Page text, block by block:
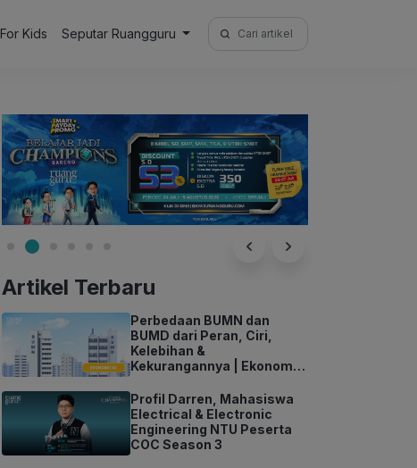
For Kids Seputar Ruangguru
Search
for:
Artikel Terbaru
Perbedaan BUMN dan
BUMD dari Peran, Ciri,
Kelebihan &
Kekurangannya | Ekonomi
Profil Darren, Mahasiswa
Electrical & Electronic
Engineering NTU Peserta
COC Season 3